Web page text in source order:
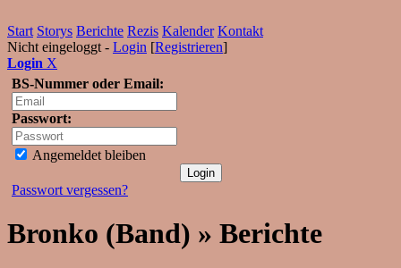
Start Storys Berichte Rezis Kalender Kontakt
Nicht eingeloggt - Login [Registrieren]
Login X
BS-Nummer oder Email:
Passwort:
Angemeldet bleiben
Passwort vergessen?
Bronko (Band) » Berichte